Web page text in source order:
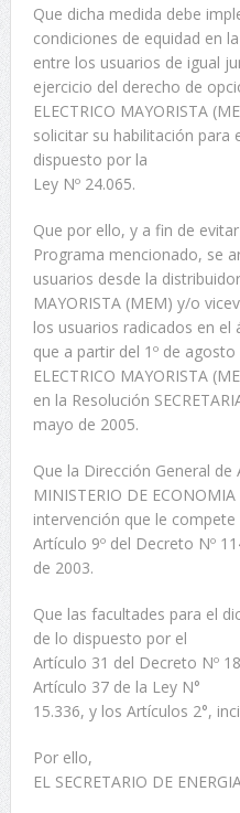
Que dicha medida debe
condiciones de equidad en
entre los usuarios de igual
ejercicio del derecho de
ELECTRICO MAYORISTA
solicitar su habilitación para
dispuesto por la
Ley Nº 24.065.
Que por ello, y a fin de
Programa mencionado, se
usuarios desde la
MAYORISTA (MEM) y/o
los usuarios radicados en el
que a partir del 1º de
ELECTRICO MAYORISTA
en la Resolución
mayo de 2005.
Que la Dirección General de
MINISTERIO DE
intervención que le
Artículo 9º del Decreto Nº
de 2003.
Que las facultades para el
de lo dispuesto por el
Artículo 31 del Decreto Nº
Artículo 37 de la Ley N°
15.336, y los Artículos 2°,
Por ello,
EL SECRETARIO DE